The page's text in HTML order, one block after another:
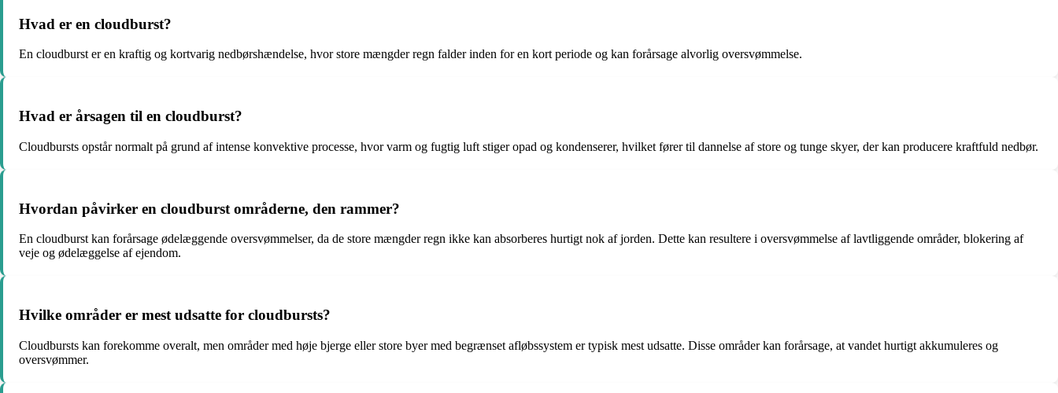
Hvad er en cloudburst?
En cloudburst er en kraftig og kortvarig nedbørshændelse, hvor store mængder regn falder inden for en kort periode og kan forårsage alvorlig oversvømmelse.
Hvad er årsagen til en cloudburst?
Cloudbursts opstår normalt på grund af intense konvektive processe, hvor varm og fugtig luft stiger opad og kondenserer, hvilket fører til dannelse af store og tunge skyer, der kan producere kraftfuld nedbør.
Hvordan påvirker en cloudburst områderne, den rammer?
En cloudburst kan forårsage ødelæggende oversvømmelser, da de store mængder regn ikke kan absorberes hurtigt nok af jorden. Dette kan resultere i oversvømmelse af lavtliggende områder, blokering af
veje og ødelæggelse af ejendom.
Hvilke områder er mest udsatte for cloudbursts?
Cloudbursts kan forekomme overalt, men områder med høje bjerge eller store byer med begrænset afløbssystem er typisk mest udsatte. Disse områder kan forårsage, at vandet hurtigt akkumuleres og
oversvømmer.